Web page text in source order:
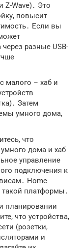
Z-Wave)․ Это
повысит
Если вы
разные USB-
малого – хаб и
Затем
умного дома,
что
дома и хаб
управление
подключения к
Home
платформы․
планировании
что устройства,
(розетки,
и